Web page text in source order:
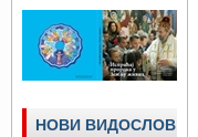
НОВИ ВИДОСЛОВ